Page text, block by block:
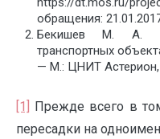
обращения:
Бекишев М. А.
транспортных
— М.: ЦНИТ
[1]
Прежде всего в
пересадки на